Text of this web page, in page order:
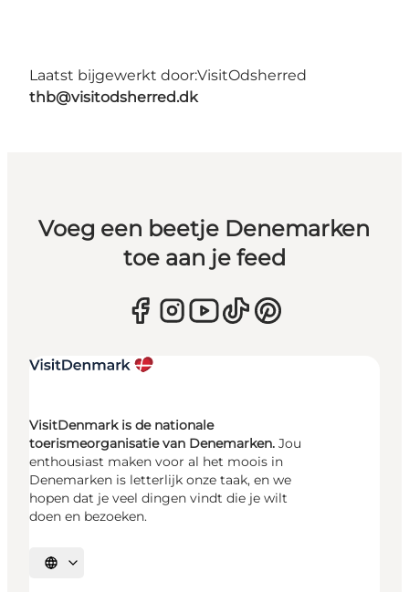
Laatst bijgewerkt door:VisitOdsherred
thb@visitodsherred.dk
Voeg een beetje Denemarken
toe aan je feed
VisitDenmark is de nationale
toerismeorganisatie van Denemarken. Jou
enthousiast maken voor al het moois in
Denemarken is letterlijk onze taak, en we
hopen dat je veel dingen vindt die je wilt
doen en bezoeken.
Selecteer taal